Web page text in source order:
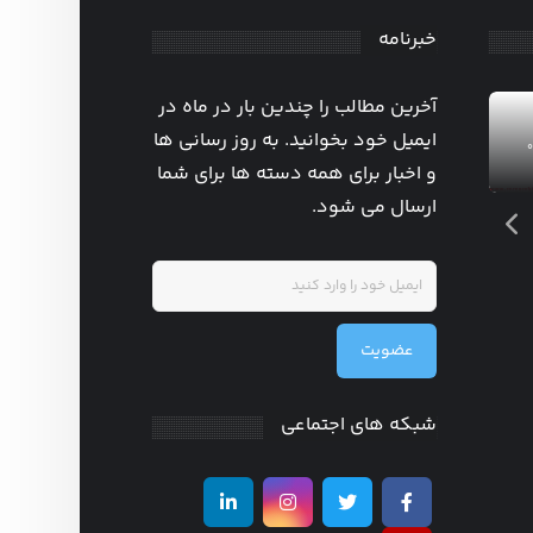
ارشد ۱۴۰۵
۱۵ مرداد ۱۴۰۵ مدیریت ۰ ۰
خبرنامه
آخرین مطالب را چندین بار در ماه در
ایمیل خود بخوانید. به روز رسانی ها
و اخبار برای همه دسته ها برای شما
ارسال می شود.
عضویت
شبکه های اجتماعی